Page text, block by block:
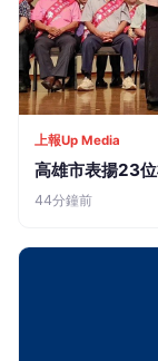
上報Up Media
高雄市表揚23
44分鐘前